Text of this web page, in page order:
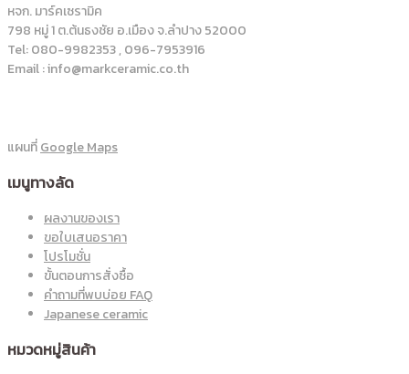
หจก. มาร์คเซรามิค
798 หมู่ 1 ต.ต้นธงชัย อ.เมือง จ.ลำปาง 52000
Tel: 080-9982353 , 096-7953916
Email : info@markceramic.co.th
แผนที่Google Maps
เมนูทางลัด
ผลงานของเรา
ขอใบเสนอราคา
โปรโมชั่น
ขั้นตอนการสั่งซื้อ
คำถามที่พบบ่อย FAQ
Japanese ceramic
หมวดหมู่สินค้า